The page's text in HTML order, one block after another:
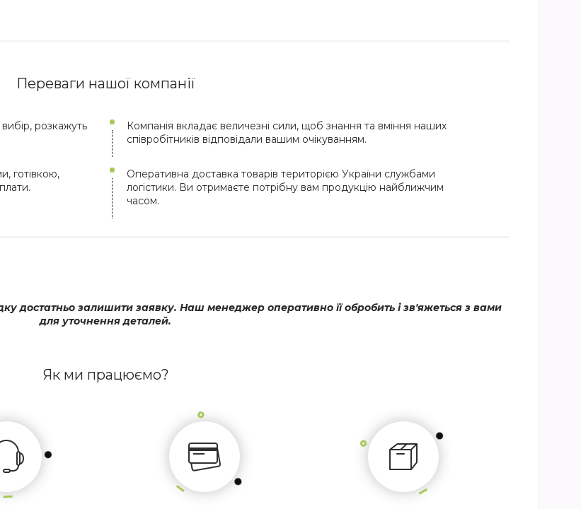
Переваги нашої компанії
розкажуть
Компанія вкладає величезні сили, щоб знання та вміння наших
співробітників відповідали вашим очікуванням.
готівкою,
Оперативна доставка товарів територією України службами
логістики. Ви отримаєте потрібну вам продукцію найближчим
часом.
достатньо залишити заявку. Наш менеджер оперативно її обробить і зв'яжеться з вами
для уточнення деталей.
Як ми працюємо?